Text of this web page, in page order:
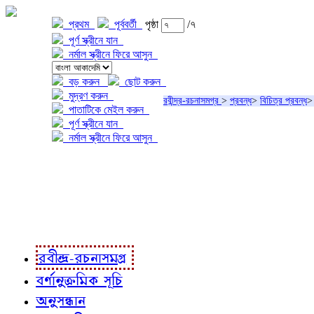
প্রথম পূর্ববর্তী পৃষ্ঠা
/৭
পূর্ণ স্ক্রীনে যান
নর্মাল স্ক্রীনে ফিরে আসুন
বড় করুন
ছোট করুন
মুদ্রণ করুন
পাতাটিকে মেইল করুন
পূর্ণ স্ক্রীনে যান
নর্মাল স্ক্রীনে ফিরে আসুন
রবীন্দ্র-রচনাসমগ্র > প্রবন্ধ> বিচিত্র প্রবন্ধ>
রবীন্দ্র-রচনাসমগ্র
বর্ণানুক্রমিক সূচি
অনুসন্ধান